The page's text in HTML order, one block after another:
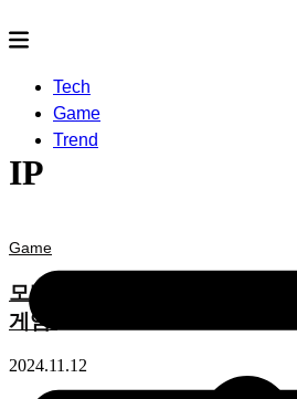
Tech
Game
Trend
IP
Game
모바일 게임 추천, 주술회전 팬
게임’
2024.11.12